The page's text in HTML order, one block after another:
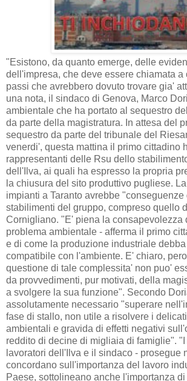
"Esistono, da quanto emerge, delle
dell'impresa, che deve essere chiamata a
passi che avrebbero dovuto trovare gia'
una nota, il sindaco di Genova, Marco
ambientale che ha portato al sequestro
da parte della magistratura. In attesa del
sequestro da parte del tribunale del
venerdi', questa mattina il primo cittadino
rappresentanti delle Rsu dello
dell'Ilva, ai quali ha espresso la propria
la chiusura del sito produttivo pugliese.
impianti a Taranto avrebbe
stabilimenti del gruppo, compreso quello
Cornigliano. "E' piena la consapevolezza
problema ambientale - afferma il primo
e di come la produzione industriale
compatibile con l'ambiente. E' chiaro,
questione di tale complessita' non puo'
da provvedimenti, pur motivati, della
a svolgere la sua funzione". Secondo
assolutamente necessario "superare
fase di stallo, non utile a risolvere i
ambientali e gravida di effetti negativi
reddito di decine di migliaia di famiglie".
lavoratori dell'Ilva e il sindaco - prosegue
concordano sull'importanza del lavoro
Paese, sottolineano anche l'importanza